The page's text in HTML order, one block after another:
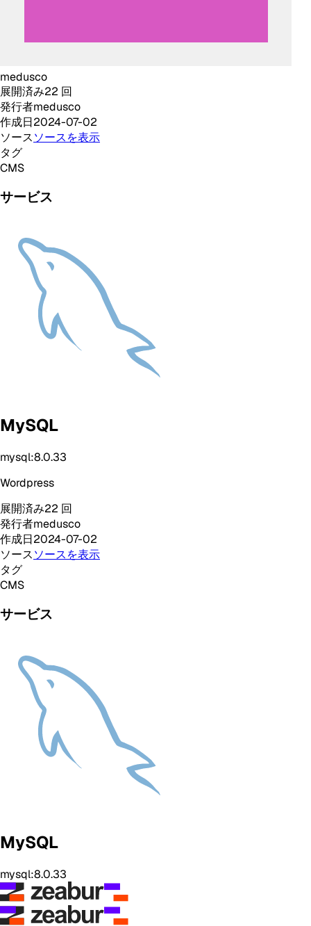
medusco
展開済み22 回
発行者medusco
作成日2024-07-02
ソースソースを表示
タグ
CMS
サービス
MySQL
mysql:8.0.33
Wordpress
展開済み22 回
発行者medusco
作成日2024-07-02
ソースソースを表示
タグ
CMS
サービス
MySQL
mysql:8.0.33